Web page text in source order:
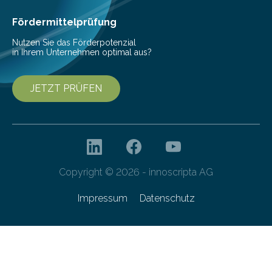
Fördermittelprüfung
Nutzen Sie das Förderpotenzial
in Ihrem Unternehmen optimal aus?
JETZT PRÜFEN
Copyright © 2026 - innoscripta AG
Impressum Datenschutz